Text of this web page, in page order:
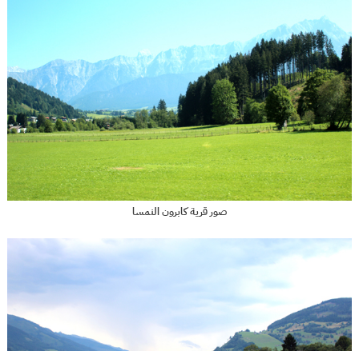
صور قرية كابرون النمسا